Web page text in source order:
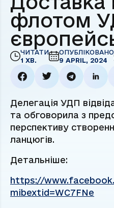
флотом
ЧИТАТИ
1 ХВ.
ОПУБЛІКОВАНО
9 APRIL, 2024
Делегація УДП
та обговорила з
перспективу
ланцюгів.
Детальніше:
https://
mibextid=WC7FNe